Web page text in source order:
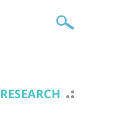
RESEARCH